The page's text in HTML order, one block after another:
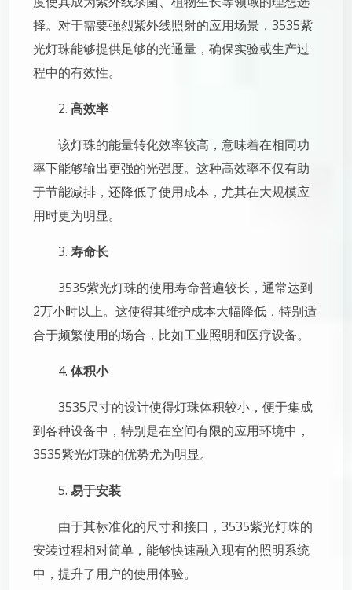
择。对于需要强烈紫外线照射的应用场景，3535紫
光灯珠能够提供足够的光通量，确保实验或生产过
程中的有效性。
2. 高效率
该灯珠的能量转化效率较高，意味着在相同功
率下能够输出更强的光强度。这种高效率不仅有助
于节能减排，还降低了使用成本，尤其在大规模应
用时更为明显。
3. 寿命长
3535紫光灯珠的使用寿命普遍较长，通常达到
2万小时以上。这使得其维护成本大幅降低，特别适
合于频繁使用的场合，比如工业照明和医疗设备。
4. 体积小
3535尺寸的设计使得灯珠体积较小，便于集成
到各种设备中，特别是在空间有限的应用环境中，
3535紫光灯珠的优势尤为明显。
5. 易于安装
由于其标准化的尺寸和接口，3535紫光灯珠的
安装过程相对简单，能够快速融入现有的照明系统
中，提升了用户的使用体验。